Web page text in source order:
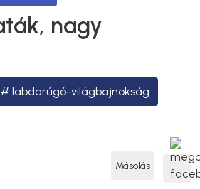
nagy
labdarúgó-világbajnokság
Másolás